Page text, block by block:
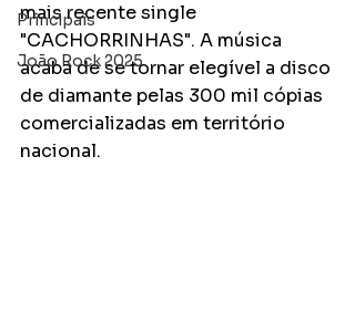
Principais
João Rock 2025
mais recente single
"CACHORRINHAS". A música
acaba de se tornar elegível a disco
de diamante pelas 300 mil cópias
comercializadas em território
nacional.